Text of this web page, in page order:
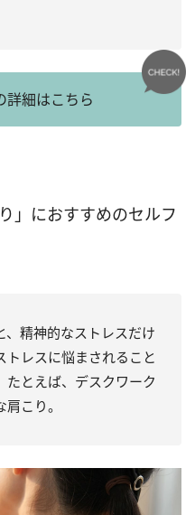
詳細はこちら
」におすすめのセルフ
、精神的なストレスだけ
トレスに悩まされること
たとえば、デスクワーク
こり。